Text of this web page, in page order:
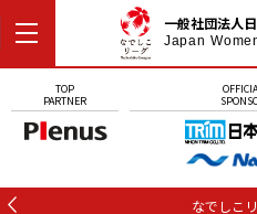
一般社団法人
Japan
TOP
PARTNER
なでしこ